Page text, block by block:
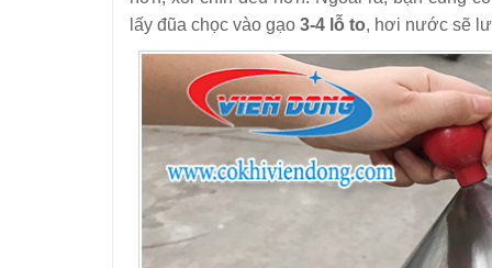
lấy đũa chọc vào gạo 3-4 lỗ to, hơi nước sẽ